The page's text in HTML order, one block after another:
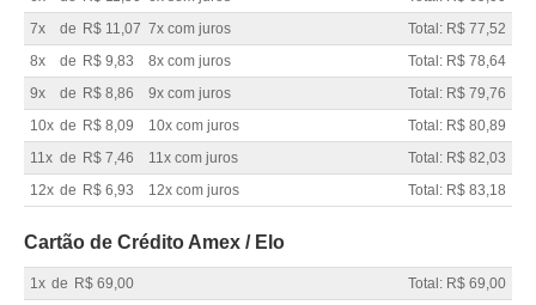
7x
de R$ 11,07 7x com juros
Total: R$ 77,52
8x
de R$ 9,83 8x com juros
Total: R$ 78,64
9x
de R$ 8,86 9x com juros
Total: R$ 79,76
10x de R$ 8,09 10x com juros
Total: R$ 80,89
11x de R$ 7,46 11x com juros
Total: R$ 82,03
12x de R$ 6,93 12x com juros Total: R$ 83,18
Cartão de Crédito Amex / Elo
1x de R$ 69,00
Total: R$ 69,00